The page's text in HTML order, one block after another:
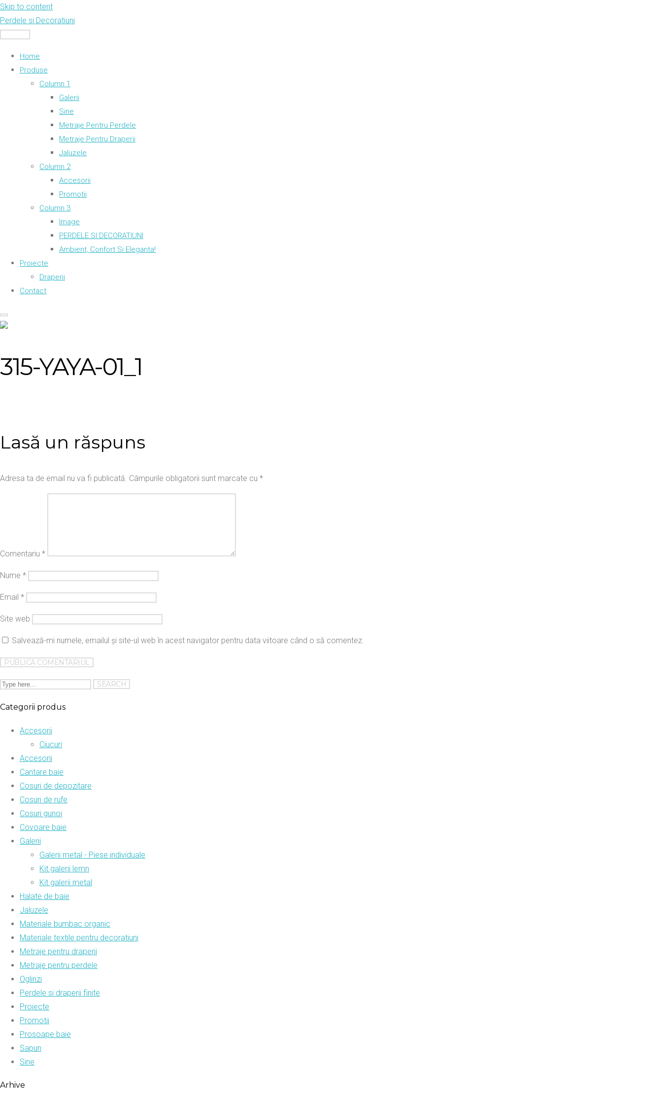
Skip to content
Perdele si Decoratiuni
Home
Produse
Column 1
Galerii
Sine
Metraje Pentru Perdele
Metraje Pentru Draperii
Jaluzele
Column 2
Accesorii
Promotii
Column 3
Image
PERDELE SI DECORATIUNI
Ambient, Confort Si Eleganta!
Proiecte
Draperii
Contact
315-YAYA-01_1
Lasă un răspuns
Adresa ta de email nu va fi publicată. Câmpurile obligatorii sunt marcate cu *
Comentariu *
Nume *
Email *
Site web
Salvează-mi numele, emailul și site-ul web în acest navigator pentru data viitoare când o să comentez.
Categorii produs
Accesorii
Ciucuri
Accesorii
Cantare baie
Cosuri de depozitare
Cosuri de rufe
Cosuri gunoi
Covoare baie
Galerii
Galerii metal - Piese individuale
Kit galerii lemn
Kit galerii metal
Halate de baie
Jaluzele
Materiale bumbac organic
Materiale textile pentru decoratiuni
Metraje pentru draperii
Metraje pentru perdele
Oglinzi
Perdele si draperii finite
Proiecte
Promotii
Prosoape baie
Sapun
Sine
Arhive